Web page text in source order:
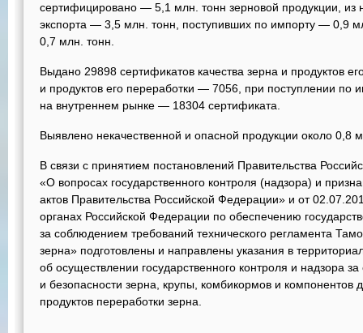
сертифицировано — 5,1 млн. тонн зерновой продукции, из
экспорта — 3,5 млн. тонн, поступивших по импорту — 0,9
0,7 млн. тонн.
Выдано 29898 сертификатов качества зерна и продуктов
и продуктов его переработки — 7056, при поступлении
на внутреннем рынке — 18304 сертификата.
Выявлено некачественной и опасной продукции около 0,8
В связи с принятием постановлений Правительства
«О вопросах государственного контроля (надзора) и
актов Правительства Российской Федерации» и от
органах Российской Федерации по обеспечению
за соблюдением требований технического регламента
зерна» подготовлены и направлены указания в
об осуществлении государственного контроля и надзора
и безопасности зерна, крупы, комбикормов и компонентов
продуктов переработки зерна.